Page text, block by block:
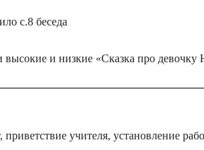
с.8 беседа
высокие и низкие «Сказка про
учителя, установление